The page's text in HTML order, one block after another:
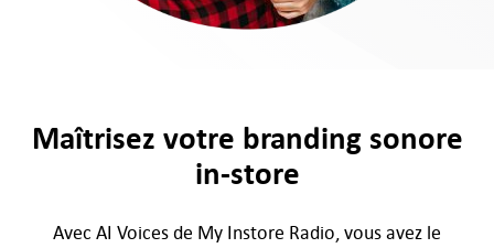
Maîtrisez votre branding sonore
in-store
Avec AI Voices de My Instore Radio, vous avez le